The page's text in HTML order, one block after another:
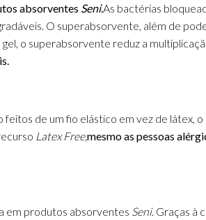
absorventes Seni.As bactérias
O superabsorvente, além de
o superabsorvente reduz a
feitos de um fio elástico em vez de látex,
Latex Free,mesmo as pessoas
em produtos absorventes Seni. Graças à